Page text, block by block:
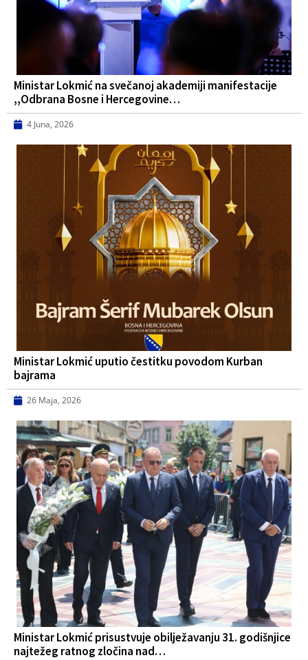
Ministar Lokmić na svečanoj akademiji manifestacije
,,Odbrana Bosne i Hercegovine…
4 Juna, 2026
Ministar Lokmić uputio čestitku povodom Kurban
bajrama
26 Maja, 2026
Ministar Lokmić prisustvuje obilježavanju 31. godišnjice
najtežeg ratnog zločina nad…